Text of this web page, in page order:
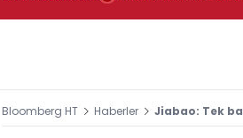
Bloomberg HT Haberler Jiabao: Tek